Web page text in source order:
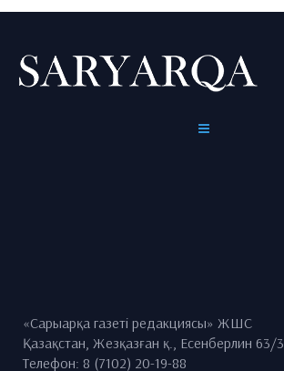
«Сарыарқа газеті редакциясы» ЖШС
Қазақстан, Жезқазған қ., Есенберлин 63/3
Телефон: 8 (7102) 20-19-88